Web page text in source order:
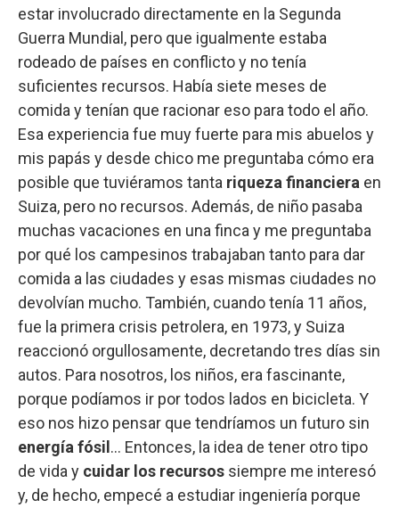
estar involucrado directamente en la Segunda
Guerra Mundial, pero que igualmente estaba
rodeado de países en conflicto y no tenía
suficientes recursos. Había siete meses de
comida y tenían que racionar eso para todo el año.
Esa experiencia fue muy fuerte para mis abuelos y
mis papás y desde chico me preguntaba cómo era
posible que tuviéramos tanta riqueza financiera en
Suiza, pero no recursos. Además, de niño pasaba
muchas vacaciones en una finca y me preguntaba
por qué los campesinos trabajaban tanto para dar
comida a las ciudades y esas mismas ciudades no
devolvían mucho. También, cuando tenía 11 años,
fue la primera crisis petrolera, en 1973, y Suiza
reaccionó orgullosamente, decretando tres días sin
autos. Para nosotros, los niños, era fascinante,
porque podíamos ir por todos lados en bicicleta. Y
eso nos hizo pensar que tendríamos un futuro sin
energía fósil… Entonces, la idea de tener otro tipo
de vida y cuidar los recursos siempre me interesó
y, de hecho, empecé a estudiar ingeniería porque